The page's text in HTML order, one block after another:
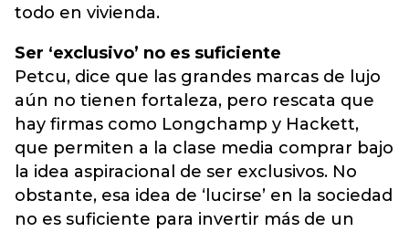
todo en vivienda.
Ser ‘exclusivo’ no es suficiente
Petcu, dice que las grandes marcas de lujo
aún no tienen fortaleza, pero rescata que
hay firmas como Longchamp y Hackett,
que permiten a la clase media comprar bajo
la idea aspiracional de ser exclusivos. No
obstante, esa idea de ‘lucirse’ en la sociedad
no es suficiente para invertir más de un